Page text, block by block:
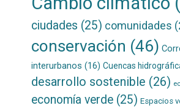
ciudades (25) comunidades
conservación (46)
interurbanos (16) Cuencas
desarrollo sostenible (26)
economía verde(25) Espacios